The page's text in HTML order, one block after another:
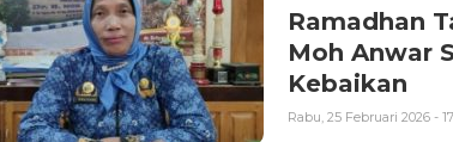
Ramadhan
Moh Anwar
Kebaikan
Rabu, 25 Februari 2026 -